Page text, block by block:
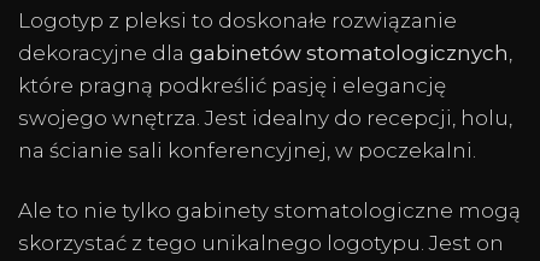
Logotyp z pleksi to doskonałe rozwiązanie
dekoracyjne dla gabinetów stomatologicznych,
które pragną podkreślić pasję i elegancję
swojego wnętrza. Jest idealny do recepcji, holu,
na ścianie sali konferencyjnej, w poczekalni.
Ale to nie tylko gabinety stomatologiczne mogą
skorzystać z tego unikalnego logotypu. Jest on